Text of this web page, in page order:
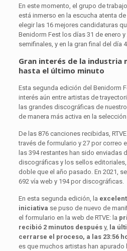
En este momento, el grupo de
está inmerso en la escucha atenta
elegir las 16 mejores candidaturas
Benidorm Fest los días 31 de enero
semifinales, y en la gran final del día 4.
Gran interés de la industria
hasta el último minuto
Esta segunda edición del Benidorm
interés aún entre artistas de
las grandes discográficas de
de manera más activa en la
De las 876 canciones recibidas,
través de formulario y 27 por correo
las 394 restantes han sido enviadas
discográficas y los sellos
doble que el año pasado. En 2021,
692 vía web y 194 por discográficas.
En esta segunda edición, la
iniciativa se puso de nuevo de
el formulario en la web de RTVE: la
recibió 2 minutos despuésy, la
cerrarse el proceso, a las 23:56
es que muchos artistas han